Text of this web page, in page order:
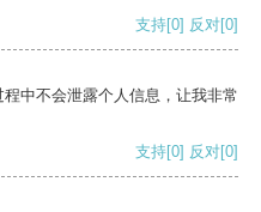
支持[0] 反对[0]
中不会泄露个人信息，让我非常
支持[0] 反对[0]